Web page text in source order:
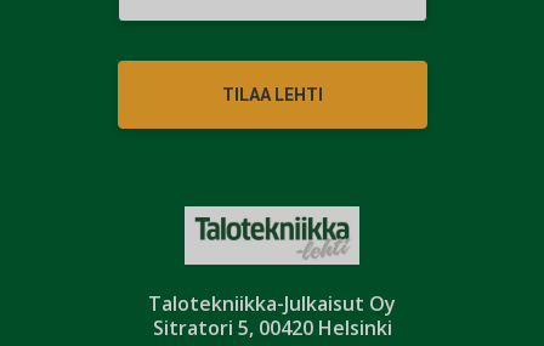
Talotekniikka-Julkaisut Oy
Sitratori 5, 00420 Helsinki
TILAA LEHTI